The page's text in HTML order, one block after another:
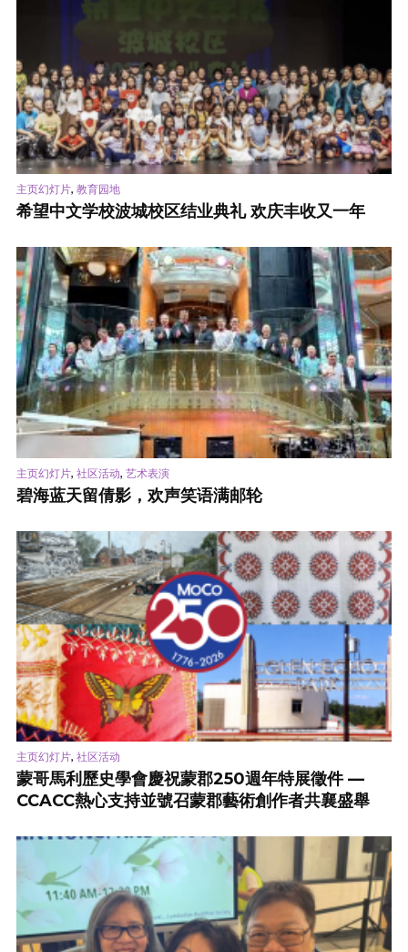
主页幻灯片, 教育园地
希望中文学校波城校区结业典礼 欢庆丰收又一年
主页幻灯片, 社区活动, 艺术表演
碧海蓝天留倩影，欢声笑语满邮轮
主页幻灯片, 社区活动
蒙哥馬利歷史學會慶祝蒙郡250週年特展徵件 —
CCACC熱心支持並號召蒙郡藝術創作者共襄盛舉